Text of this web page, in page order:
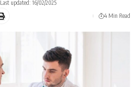
Last updated: 16/02/2025
4 Min Read